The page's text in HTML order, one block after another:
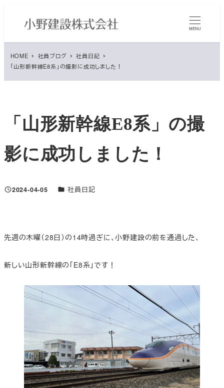
MENU
HOME 社員ブログ
社員日記
「山形新幹線E8系」の撮影に成功しました！
「山形新幹線E8系」の撮
影に成功しました！
投稿日
2024-04-05 ブログカテゴリ
社員日記
先週の木曜（28日）の14時過ぎに、小野建設の前を通過した、
新しい山形新幹線の「E8系」です！